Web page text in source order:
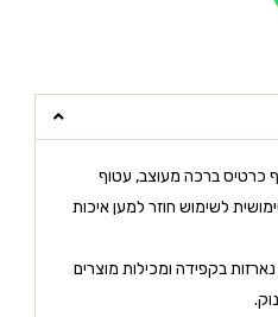
כרטיס ברכה מעוצב, עטוף
לשימוש חוזר למען איכות
בקפידה ומכילות מוצרים